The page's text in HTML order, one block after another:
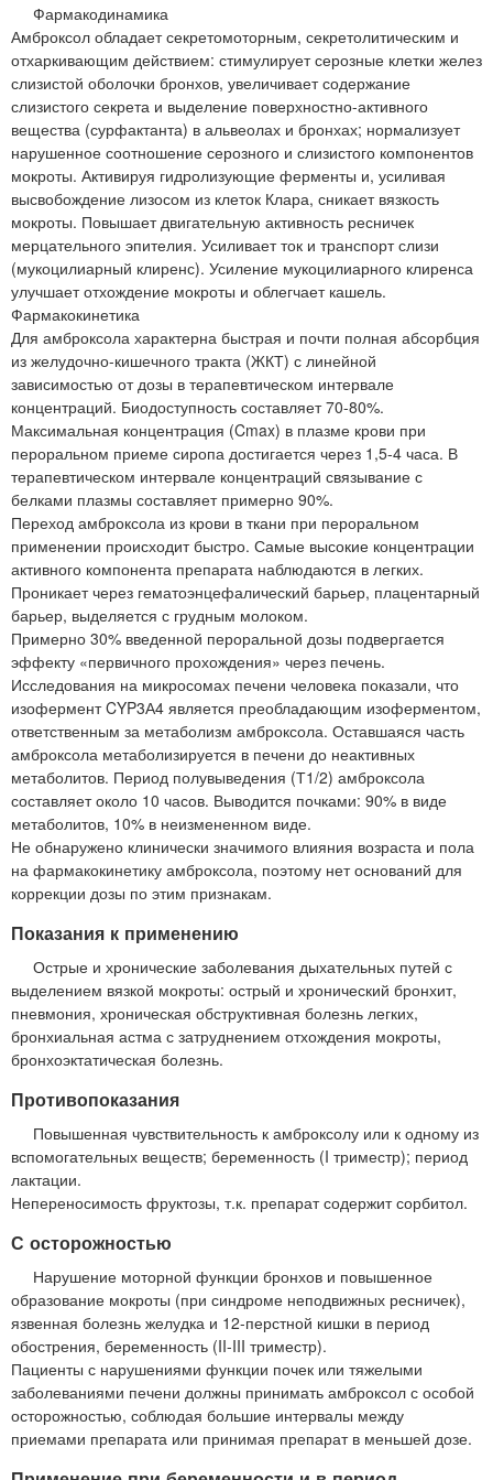
Фармакодинамика
Амброксол обладает секретомоторным, секретолитическим и
отхаркивающим действием: стимулирует серозные клетки желез
слизистой оболочки бронхов, увеличивает содержание
слизистого секрета и выделение поверхностно-активного
вещества (сурфактанта) в альвеолах и бронхах; нормализует
нарушенное соотношение серозного и слизистого компонентов
мокроты. Активируя гидролизующие ферменты и, усиливая
высвобождение лизосом из клеток Клара, сникает вязкость
мокроты. Повышает двигательную активность ресничек
мерцательного эпителия. Усиливает ток и транспорт слизи
(мукоцилиарный клиренс). Усиление мукоцилиарного клиренса
улучшает отхождение мокроты и облегчает кашель.
Фармакокинетика
Для амброксола характерна быстрая и почти полная абсорбция
из желудочно-кишечного тракта (ЖКТ) с линейной
зависимостью от дозы в терапевтическом интервале
концентраций. Биодоступность составляет 70-80%.
Максимальная концентрация (Cmax) в плазме крови при
пероральном приеме сиропа достигается через 1,5-4 часа. В
терапевтическом интервале концентраций связывание с
белками плазмы составляет примерно 90%.
Переход амброксола из крови в ткани при пероральном
применении происходит быстро. Самые высокие концентрации
активного компонента препарата наблюдаются в легких.
Проникает через гематоэнцефалический барьер, плацентарный
барьер, выделяется с грудным молоком.
Примерно 30% введенной пероральной дозы подвергается
эффекту «первичного прохождения» через печень.
Исследования на микросомах печени человека показали, что
изофермент CYP3А4 является преобладающим изоферментом,
ответственным за метаболизм амброксола. Оставшаяся часть
амброксола метаболизируется в печени до неактивных
метаболитов. Период полувыведения (Т1/2) амброксола
составляет около 10 часов. Выводится почками: 90% в виде
метаболитов, 10% в неизмененном виде.
Не обнаружено клинически значимого влияния возраста и пола
на фармакокинетику амброксола, поэтому нет оснований для
коррекции дозы по этим признакам.
Показания к применению
Острые и хронические заболевания дыхательных путей с
выделением вязкой мокроты: острый и хронический бронхит,
пневмония, хроническая обструктивная болезнь легких,
бронхиальная астма с затруднением отхождения мокроты,
бронхоэктатическая болезнь.
Противопоказания
Повышенная чувствительность к амброксолу или к одному из
вспомогательных веществ; беременность (I триместр); период
лактации.
Непереносимость фруктозы, т.к. препарат содержит сорбитол.
С осторожностью
Нарушение моторной функции бронхов и повышенное
образование мокроты (при синдроме неподвижных ресничек),
язвенная болезнь желудка и 12-перстной кишки в период
обострения, беременность (II-III триместр).
Пациенты с нарушениями функции почек или тяжелыми
заболеваниями печени должны принимать амброксол с особой
осторожностью, соблюдая большие интервалы между
приемами препарата или принимая препарат в меньшей дозе.